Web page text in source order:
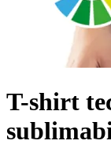
T-shirt